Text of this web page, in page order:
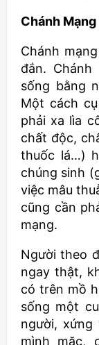
Chánh Mạng
Chánh
đắn.
sống bằng
Một cách
phải xa lìa
chất độc,
thuốc lá…)
chúng sinh
việc mâu
cũng cần
mạng.
Người theo
ngay thật,
có trên mồ
sống một
người, xứng
mình mặc,